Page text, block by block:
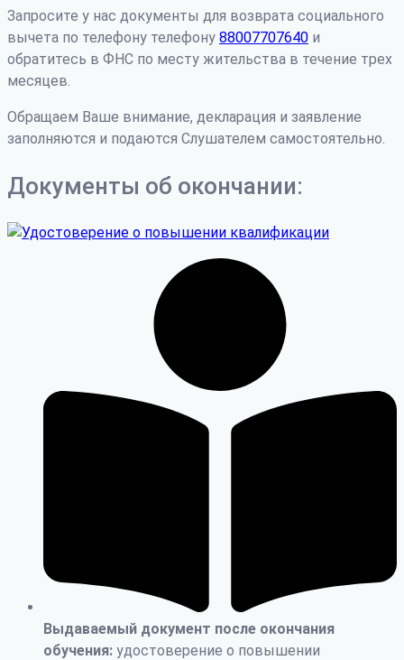
Запросите у нас документы для возврата социального
вычета по телефону телефону 88007707640 и
обратитесь в ФНС по месту жительства в течение трех
месяцев.
Обращаем Ваше внимание, декларация и заявление
заполняются и подаются Слушателем самостоятельно.
Документы об окончании:
Выдаваемый документ после окончания
обучения: удостоверение о повышении